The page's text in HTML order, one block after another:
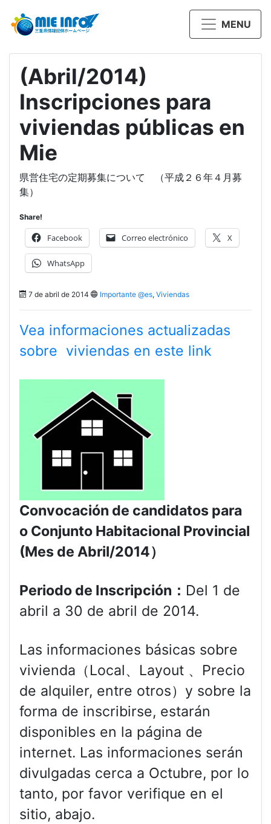
MENU
(Abril/2014)
Inscripciones para
viviendas públicas en
Mie
県営住宅の定期募集について （平成２６年４月募
集）
Share!
Facebook Correo electrónico X
WhatsApp
7 de abril de 2014 Importante @es, Viviendas
Vea informaciones actualizadas
sobre viviendas en este link
Convocación de candidatos para
o Conjunto Habitacional Provincial
(Mes de Abril/2014）
Periodo de Inscripción： Del 1 de
abril a 30 de abril de 2014.
Las informaciones básicas sobre
vivienda（Local、Layout 、Precio
de alquiler, entre otros）y sobre la
forma de inscribirse, estarán
disponibles en la página de
internet. Las informaciones serán
divulgadas cerca a Octubre, por lo
tanto, por favor verifique en el
sitio, abajo.